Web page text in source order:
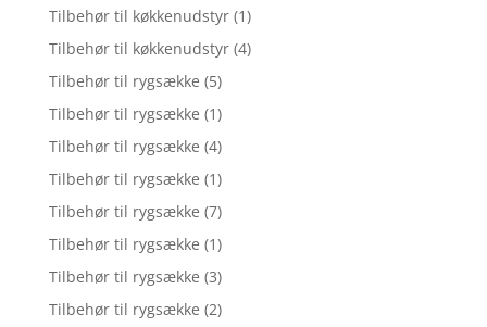
Tilbehør til køkkenudstyr (1)
Tilbehør til køkkenudstyr (4)
Tilbehør til rygsække (5)
Tilbehør til rygsække (1)
Tilbehør til rygsække (4)
Tilbehør til rygsække (1)
Tilbehør til rygsække (7)
Tilbehør til rygsække (1)
Tilbehør til rygsække (3)
Tilbehør til rygsække (2)